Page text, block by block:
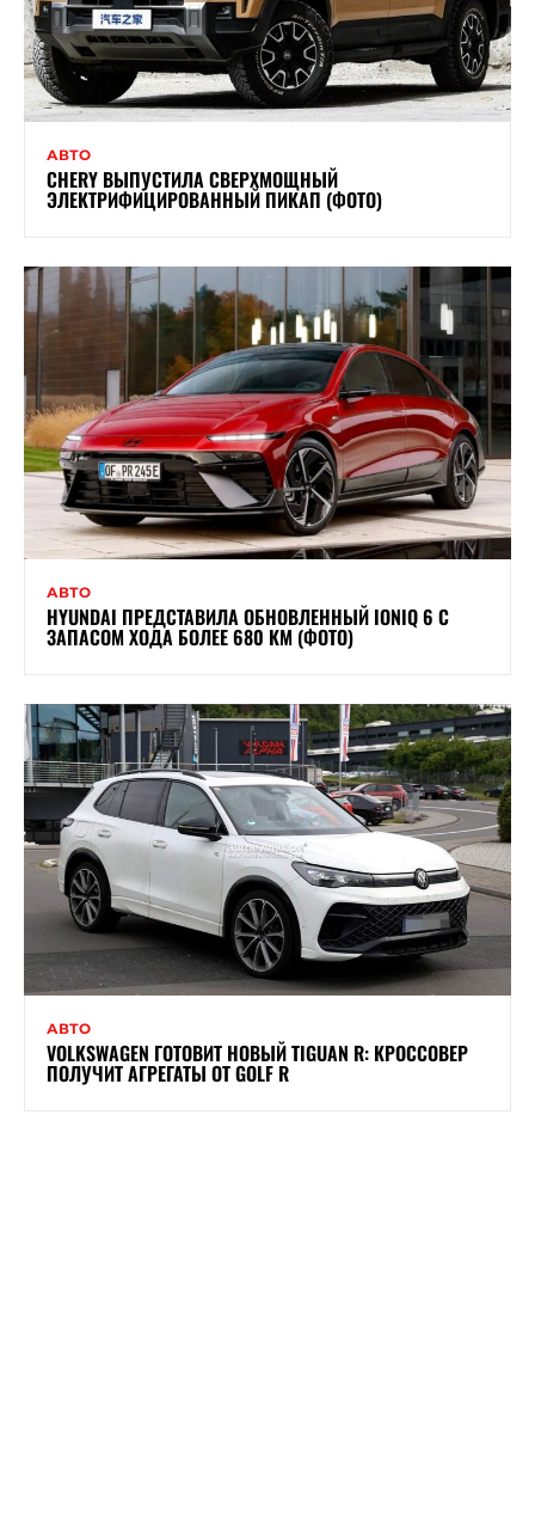
АВТО
CHERY ВЫПУСТИЛА СВЕРХМОЩНЫЙ
ЭЛЕКТРИФИЦИРОВАННЫЙ ПИКАП (ФОТО)
АВТО
HYUNDAI ПРЕДСТАВИЛА ОБНОВЛЕННЫЙ IONIQ 6 С
ЗАПАСОМ ХОДА БОЛЕЕ 680 КМ (ФОТО)
АВТО
VOLKSWAGEN ГОТОВИТ НОВЫЙ TIGUAN R: КРОССОВЕР
ПОЛУЧИТ АГРЕГАТЫ ОТ GOLF R